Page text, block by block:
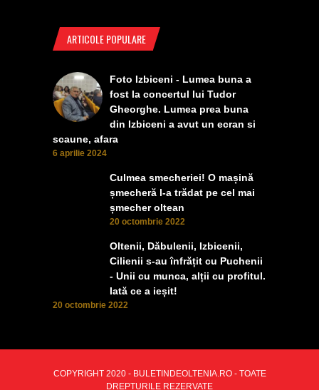
ARTICOLE POPULARE
Foto Izbiceni - Lumea buna a
fost la concertul lui Tudor
Gheorghe. Lumea prea buna
din Izbiceni a avut un ecran si
scaune, afara
6 aprilie 2024
Culmea smecheriei! O mașină
șmecheră l-a trădat pe cel mai
șmecher oltean
20 octombrie 2022
Oltenii, Dăbulenii, Izbicenii,
Cilienii s-au înfrățit cu Puchenii
- Unii cu munca, alții cu profitul.
Iată ce a ieșit!
20 octombrie 2022
COPYRIGHT 2020 - BULETINDEOLTENIA.RO - TOATE
DREPTURILE REZERVATE